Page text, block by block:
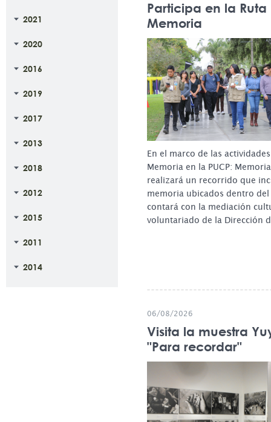
2021
2020
2016
2019
2017
2013
2018
2012
2015
2011
2014
Participa en la Ruta
Memoria
En el marco de las
Memoria en la PUCP:
realizará un recorrido que
memoria ubicados dentro
contará con la mediación
voluntariado de la Dirección
06/08/2026
Visita la muestra
"Para recordar"